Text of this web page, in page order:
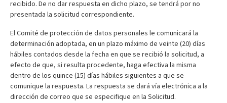
recibido. De no dar respuesta en dicho plazo, se tendrá por no
presentada la solicitud correspondiente.
El Comité de protección de datos personales le comunicará la
determinación adoptada, en un plazo máximo de veinte (20) días
hábiles contados desde la fecha en que se recibió la solicitud, a
efecto de que, si resulta procedente, haga efectiva la misma
dentro de los quince (15) días hábiles siguientes a que se
comunique la respuesta. La respuesta se dará vía electrónica a la
dirección de correo que se especifique en la Solicitud.